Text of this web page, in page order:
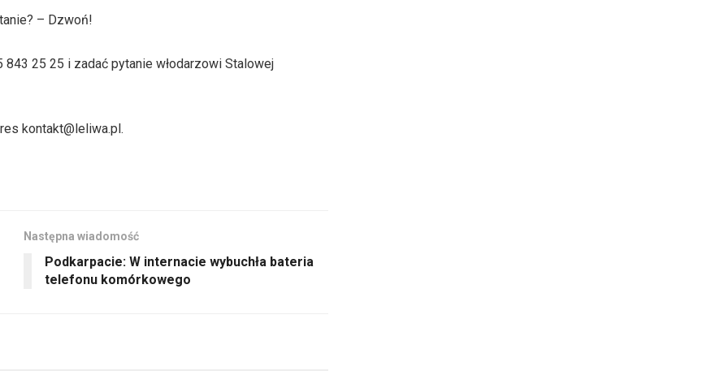
– Dzwoń!
25 25 i zadać pytanie włodarzowi Stalowej
kontakt@leliwa.pl.
Następna wiadomość
Podkarpacie: W internacie wybuchła bateria
telefonu komórkowego